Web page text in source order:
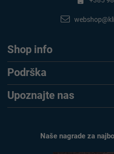
Shop info
Podrška
Upoznajte nas
Naše nagrade za